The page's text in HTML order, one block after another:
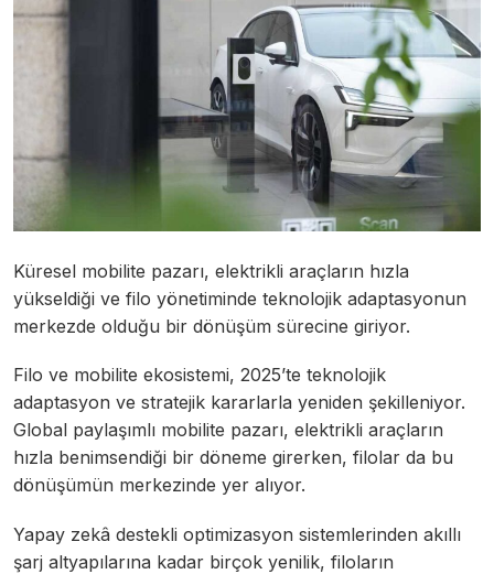
Küresel mobilite pazarı, elektrikli araçların hızla
yükseldiği ve filo yönetiminde teknolojik adaptasyonun
merkezde olduğu bir dönüşüm sürecine giriyor.
Filo ve mobilite ekosistemi, 2025’te teknolojik
adaptasyon ve stratejik kararlarla yeniden şekilleniyor.
Global paylaşımlı mobilite pazarı, elektrikli araçların
hızla benimsendiği bir döneme girerken, filolar da bu
dönüşümün merkezinde yer alıyor.
Yapay zekâ destekli optimizasyon sistemlerinden akıllı
şarj altyapılarına kadar birçok yenilik, filoların